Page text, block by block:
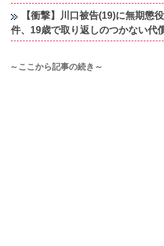
【衝撃】川口被告(19)に無期
件、19歳で取り返しのつかない代
～ここから記事の続き～